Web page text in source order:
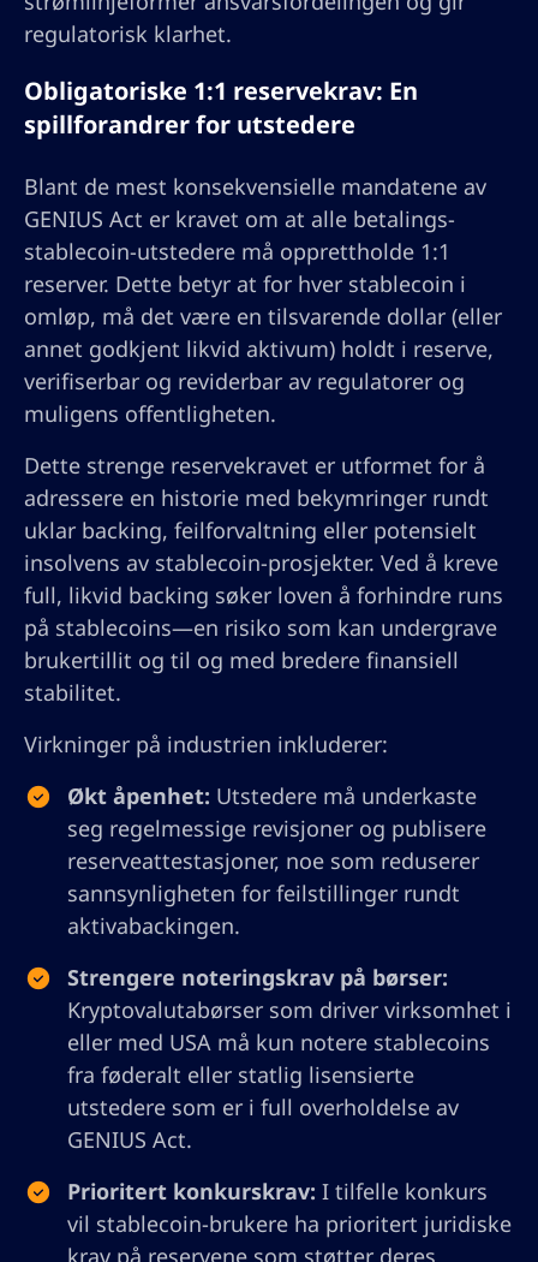
regulatorisk klarhet.
Obligatoriske 1:1 reservekrav: En
spillforandrer for utstedere
Blant de mest konsekvensielle mandatene av
GENIUS Act er kravet om at alle betalings-
stablecoin-utstedere må opprettholde 1:1
reserver. Dette betyr at for hver stablecoin i
omløp, må det være en tilsvarende dollar (eller
annet godkjent likvid aktivum) holdt i reserve,
verifiserbar og reviderbar av regulatorer og
muligens offentligheten.
Dette strenge reservekravet er utformet for å
adressere en historie med bekymringer rundt
uklar backing, feilforvaltning eller potensielt
insolvens av stablecoin-prosjekter. Ved å kreve
full, likvid backing søker loven å forhindre runs
på stablecoins—en risiko som kan undergrave
brukertillit og til og med bredere finansiell
stabilitet.
Virkninger på industrien inkluderer:
Økt åpenhet: Utstedere må underkaste
seg regelmessige revisjoner og publisere
reserveattestasjoner, noe som reduserer
sannsynligheten for feilstillinger rundt
aktivabackingen.
Strengere noteringskrav på børser:
Kryptovalutabørser som driver virksomhet i
eller med USA må kun notere stablecoins
fra føderalt eller statlig lisensierte
utstedere som er i full overholdelse av
GENIUS Act.
Prioritert konkurskrav: I tilfelle konkurs
vil stablecoin-brukere ha prioritert juridiske
krav på reservene som støtter deres